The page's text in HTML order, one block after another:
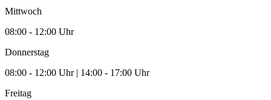
Mittwoch
08:00 - 12:00 Uhr
Donnerstag
08:00 - 12:00 Uhr | 14:00 - 17:00 Uhr
Freitag